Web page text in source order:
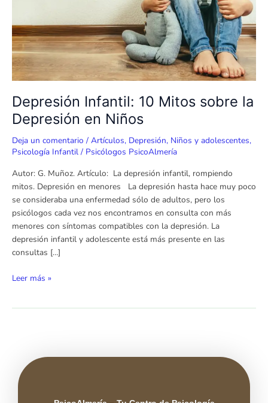
Depresión Infantil: 10 Mitos sobre la
Depresión en Niños
Deja un comentario / Artículos, Depresión, Niños y adolescentes,
Psicología Infantil / Psicólogos PsicoAlmería
Autor: G. Muñoz. Artículo: La depresión infantil, rompiendo
mitos. Depresión en menores La depresión hasta hace muy poco
se consideraba una enfermedad sólo de adultos, pero los
psicólogos cada vez nos encontramos en consulta con más
menores con síntomas compatibles con la depresión. La
depresión infantil y adolescente está más presente en las
consultas […]
Niños
Leer más »